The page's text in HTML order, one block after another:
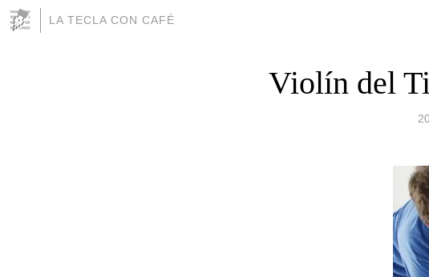
LA TECLA CON CAFÉ
Violín del